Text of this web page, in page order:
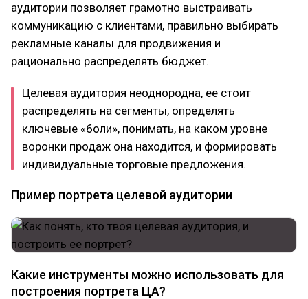
аудитории позволяет грамотно выстраивать
коммуникацию с клиентами, правильно выбирать
рекламные каналы для продвижения и
рационально распределять бюджет.
Целевая аудитория неоднородна, ее стоит
распределять на сегменты, определять
ключевые «боли», понимать, на каком уровне
воронки продаж она находится, и формировать
индивидуальные торговые предложения.
Пример портрета целевой аудитории
Какие инструменты можно использовать для
построения портрета ЦА?